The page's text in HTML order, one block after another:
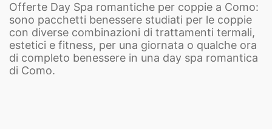
Offerte Day Spa romantiche per coppie a Como:
sono pacchetti benessere studiati per le coppie
con diverse combinazioni di trattamenti termali,
estetici e fitness, per una giornata o qualche ora
di completo benessere in una day spa romantica
di Como.